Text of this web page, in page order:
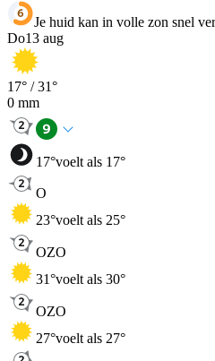
Je huid kan in volle zon snel
Do13 aug
17° /31°
0 mm
17°voelt als 17°
O
23°voelt als 25°
OZO
31°voelt als 30°
OZO
27°voelt als 27°